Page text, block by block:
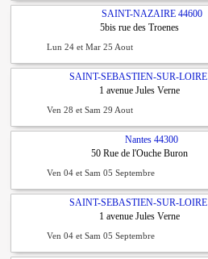
SAINT-NAZAIRE 44600
5bis rue des Troenes
Lun 24 et Mar 25 Aout
SAINT-SEBASTIEN-SUR-LOIRE
1 avenue Jules Verne
Ven 28 et Sam 29 Aout
Nantes 44300
50 Rue de l'Ouche Buron
Ven 04 et Sam 05 Septembre
SAINT-SEBASTIEN-SUR-LOIRE
1 avenue Jules Verne
Ven 04 et Sam 05 Septembre